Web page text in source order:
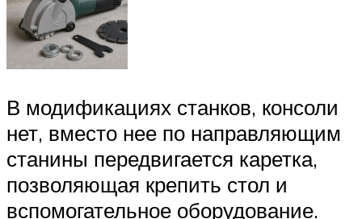
В модификациях станков, консоли
нет, вместо нее по направляющим
станины передвигается каретка,
позволяющая крепить стол и
вспомогательное оборудование.